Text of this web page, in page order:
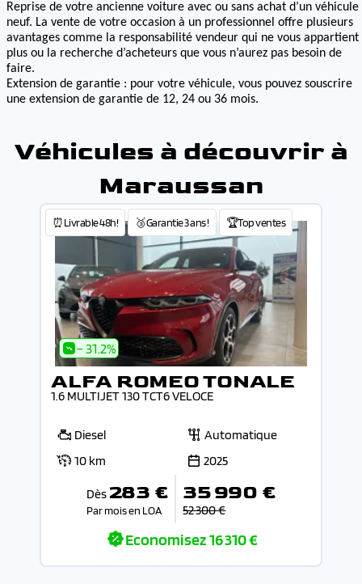
Reprise de votre ancienne voiture avec ou sans achat d’un véhicule
neuf. La vente de votre occasion à un professionnel offre plusieurs
avantages comme la responsabilité vendeur qui ne vous appartient
plus ou la recherche d’acheteurs que vous n’aurez pas besoin de
faire.
Extension de garantie : pour votre véhicule, vous pouvez souscrire
une extension de garantie de 12, 24 ou 36 mois.
Véhicules à découvrir à
Maraussan
⏰Livrable 48h! 🥉Garantie 3 ans ! 🏆Top ventes
- 31.2%
ALFA ROMEO TONALE
1.6 MULTIJET 130 TCT6 VELOCE
Diesel
Automatique
10 km
2025
Dès 283 €
Par mois en LOA
35 990 €
52 300 €
Economisez16 310 €